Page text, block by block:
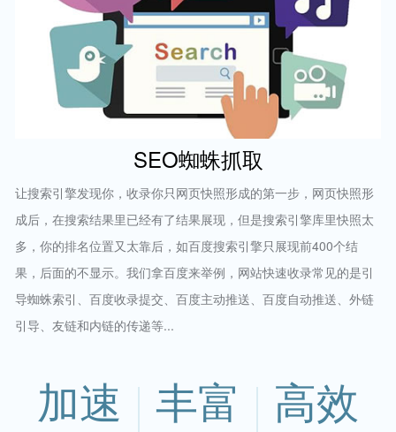
SEO蜘蛛抓取
让搜索引擎发现你，收录你只网页快照形成的第一步，网页快照形
成后，在搜索结果里已经有了结果展现，但是搜索引擎库里快照太
多，你的排名位置又太靠后，如百度搜索引擎只展现前400个结
果，后面的不显示。我们拿百度来举例，网站快速收录常见的是引
导蜘蛛索引、百度收录提交、百度主动推送、百度自动推送、外链
引导、友链和内链的传递等...
加速 丰富 高效